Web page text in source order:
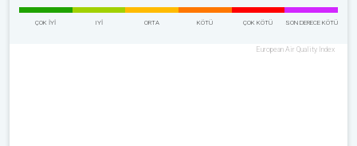
ÇOK IYI IYI ORTA KÖTÜ ÇOK KÖTÜ SON DERECE KÖTÜ
European Air Quality Index